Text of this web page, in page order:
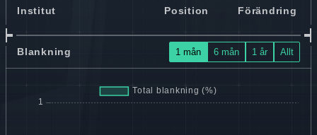
Institut Position Förändring
Blankning 1 mån 6 mån 1 år Allt